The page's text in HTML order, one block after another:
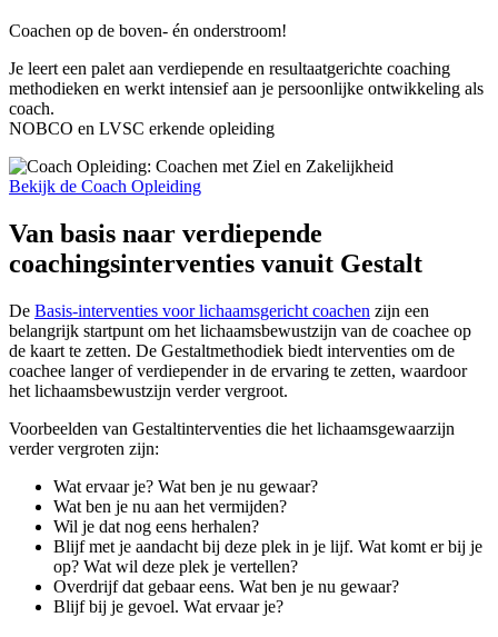
Coachen op de boven- én onderstroom!
Je leert een palet aan verdiepende en resultaatgerichte coaching
methodieken en werkt intensief aan je persoonlijke ontwikkeling als
coach.
NOBCO en LVSC erkende opleiding
Bekijk de Coach Opleiding
Van basis naar verdiepende
coachingsinterventies vanuit Gestalt
De Basis-interventies voor lichaamsgericht coachen zijn een
belangrijk startpunt om het lichaamsbewustzijn van de coachee op
de kaart te zetten. De Gestaltmethodiek biedt interventies om de
coachee langer of verdiepender in de ervaring te zetten, waardoor
het lichaamsbewustzijn verder vergroot.
Voorbeelden van Gestaltinterventies die het lichaamsgewaarzijn
verder vergroten zijn:
Wat ervaar je? Wat ben je nu gewaar?
Wat ben je nu aan het vermijden?
Wil je dat nog eens herhalen?
Blijf met je aandacht bij deze plek in je lijf. Wat komt er bij je
op? Wat wil deze plek je vertellen?
Overdrijf dat gebaar eens. Wat ben je nu gewaar?
Blijf bij je gevoel. Wat ervaar je?